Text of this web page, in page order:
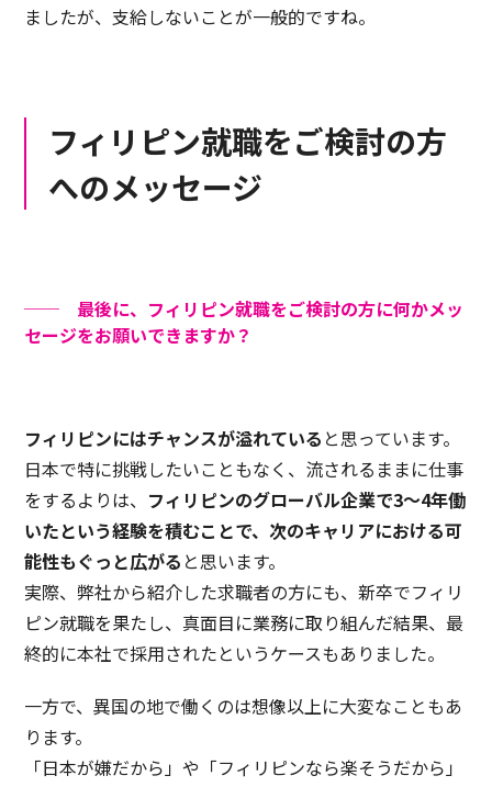
ましたが、支給しないことが一般的ですね。
フィリピン就職をご検討の方
へのメッセージ
── 最後に、フィリピン就職をご検討の方に何かメッ
セージをお願いできますか？
フィリピンにはチャンスが溢れている と思っています。
日本で特に挑戦したいこともなく、流されるままに仕事
をするよりは、 フィリピンのグローバル企業で3〜4年働
いたという経験を積むことで、次のキャリアにおける可
能性もぐっと広がる と思います。
実際、弊社から紹介した求職者の方にも、新卒でフィリ
ピン就職を果たし、真面目に業務に取り組んだ結果、最
終的に本社で採用されたというケースもありました。
一方で、異国の地で働くのは想像以上に大変なこともあ
ります。
「日本が嫌だから」や「フィリピンなら楽そうだから」